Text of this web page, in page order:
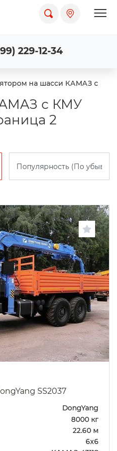
229-12-34
на шасси КАМАЗ с
с КМУ
2
SS2037
DongYang
8000 кг
22.60 м
6х6